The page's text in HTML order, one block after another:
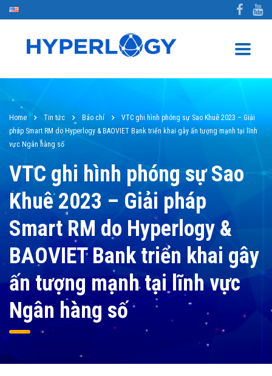
Home Tin tức Báo chí
VTC ghi hình phóng sự Sao Khuê 2023 – Giải
pháp Smart RM do Hyperlogy & BAOVIET Bank triển khai gây ấn tượng mạnh tại lĩnh
vực Ngân hàng số
VTC ghi hình phóng sự Sao
Khuê 2023 – Giải pháp
Smart RM do Hyperlogy &
BAOVIET Bank triển khai gây
ấn tượng mạnh tại lĩnh vực
Ngân hàng số